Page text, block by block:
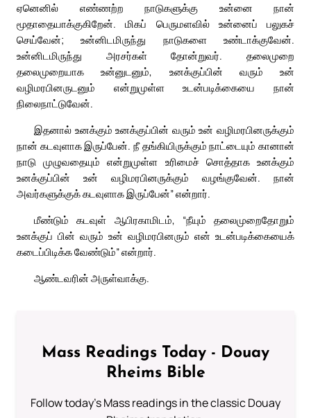
ஏனெனில் எண்ணற்ற நாடுகளுக்கு உன்னை நான்
மூதாதையாக்குகிறேன். மிகப் பெருமளவில் உன்னைப் பலுகச்
செய்வேன்; உன்னிடமிருந்து நாடுகளை உண்டாக்குவேன்.
உன்னிடமிருந்து அரசர்கள் தோன்றுவர். தலைமுறை
தலைமுறையாக உன்னுடனும், உனக்குப்பின் வரும் உன்
வழிமரபினருடனும் என்றுமுள்ள உடன்படிக்கையை நான்
நிலைநாட்டுவேன்.
இதனால் உனக்கும் உனக்குப்பின் வரும் உன் வழிமரபினருக்கும்
நான் கடவுளாக இருப்பேன். நீ தங்கியிருக்கும் நாட்டையும் கானான்
நாடு முழுவதையும் என்றுமுள்ள உரிமைச் சொத்தாக உனக்கும்
உனக்குப்பின் உன் வழிமரபினருக்கும் வழங்குவேன். நான்
அவர்களுக்குக் கடவுளாக இருப்பேன்” என்றார்.
மீண்டும் கடவுள் ஆபிரகாமிடம், “நீயும் தலைமுறைதோறும்
உனக்குப் பின் வரும் உன் வழிமரபினரும் என் உடன்படிக்கையைக்
கடைப்பிடிக்க வேண்டும்” என்றார்.
ஆண்டவரின் அருள்வாக்கு.
Mass Readings Today - Douay
Rheims Bible
Follow today's Mass readings in the classic Douay